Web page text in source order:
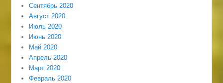
Сентябрь 2020
Август 2020
Июль 2020
Июнь 2020
Май 2020
Апрель 2020
Март 2020
Февраль 2020